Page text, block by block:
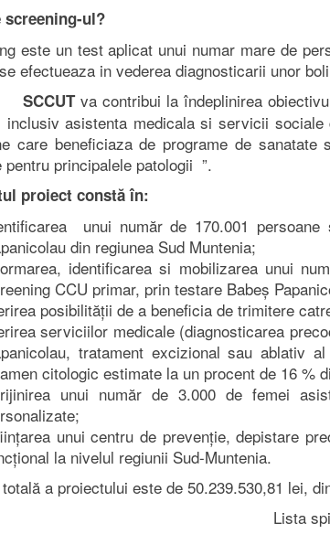
screening-ul?
este un test aplicat unui numar mare de
efectueaza in vederea diagnosticarii unor
va contribui la îndeplinirea
inclusiv asistenta medicala si servicii
care beneficiaza de programe de
pentru principalele patologii ”.
proiect constă în:
unui număr de 170.001
din regiunea Sud Muntenia;
identificarea si mobilizarea unui
CCU primar, prin testare Babeș
posibilității de a beneficia de trimitere
serviciilor medicale (diagnosticarea
tratament excizional sau ablativ
citologic estimate la un procent de 16 %
unui număr de 3.000 de femei
unui centru de prevenție, depistare
la nivelul regiunii Sud-Muntenia.
a proiectului este de 50.239.530,81 lei,
Lista